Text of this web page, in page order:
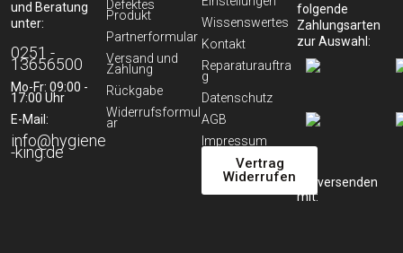
und Beratung
unter:
0251 -
13656500
Mo-Fr: 09:00 -
17:00 Uhr
E-Mail:
info@hygiene
-king.de
Defektes
Produkt
Partnerformular
Versand und
Zahlung
Rückgabe
Widerrufsformul
ar
Wissenswertes
Kontakt
Reparaturauftra
g
Datenschutz
AGB
Impressum
Vertrag
Widerrufen
folgende
Zahlungsarten
zur Auswahl:
Wir versenden
mit: